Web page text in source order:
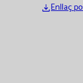
Enllaç